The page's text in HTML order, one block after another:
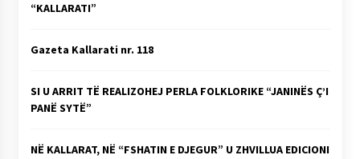
“KALLARATI”
Gazeta Kallarati nr. 118
SI U ARRIT TË REALIZOHEJ PERLA FOLKLORIKE “JANINËS Ç’I
PANË SYTË”
NË KALLARAT, NË “FSHATIN E DJEGUR” U ZHVILLUA EDICIONI